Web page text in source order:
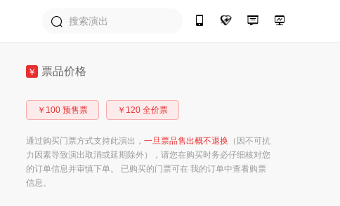
￥ 票品价格
￥100 预售票 ￥120 全价票
通过购买门票方式支持此演出， 一旦票品售出概不退换 （因不可抗
力因素导致演出取消或延期除外），请您在购买时务必仔细核对您
的订单信息并审慎下单。 已购买的门票可在 我的订单中查看购票
信息。